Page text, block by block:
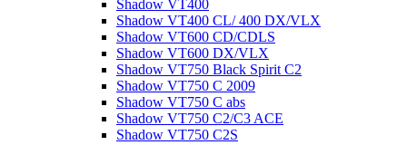
Shadow VT400
Shadow VT400 CL/ 400 DX/VLX
Shadow VT600 CD/CDLS
Shadow VT600 DX/VLX
Shadow VT750 Black Spirit C2
Shadow VT750 C 2009
Shadow VT750 C abs
Shadow VT750 C2/C3 ACE
Shadow VT750 C2S